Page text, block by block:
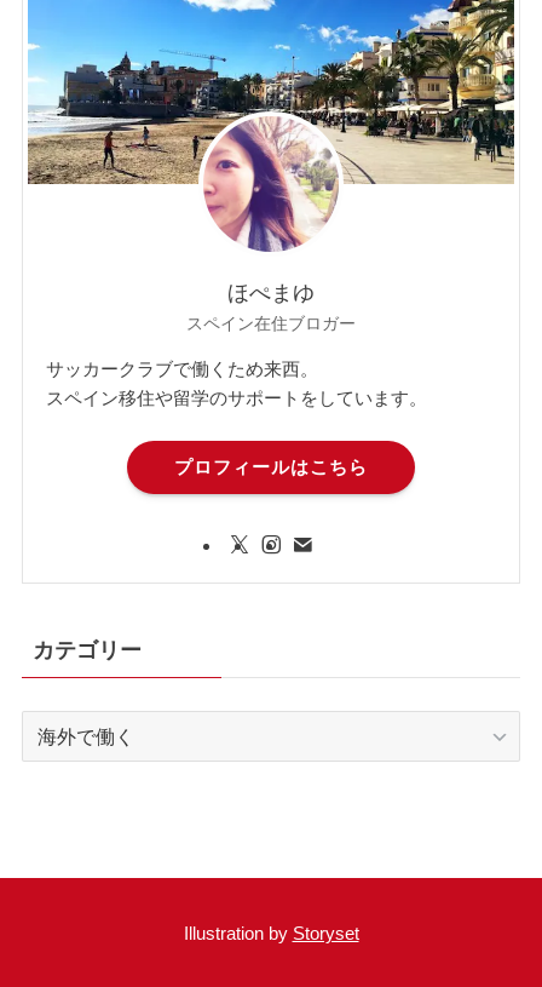
ほぺまゆ
スペイン在住ブロガー
サッカークラブで働くため来西。
スペイン移住や留学のサポートをしています。
プロフィールはこちら
カテゴリー
カ
Illustration by Storyset